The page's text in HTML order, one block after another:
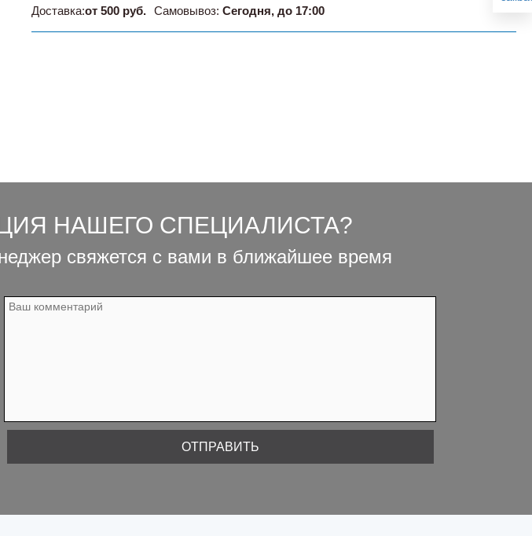
Доставка:от 500 руб. Самовывоз: Сегодня, до 17:00
НАШЕГО СПЕЦИАЛИСТА?
свяжется с вами в ближайшее время
ОТПРАВИТЬ